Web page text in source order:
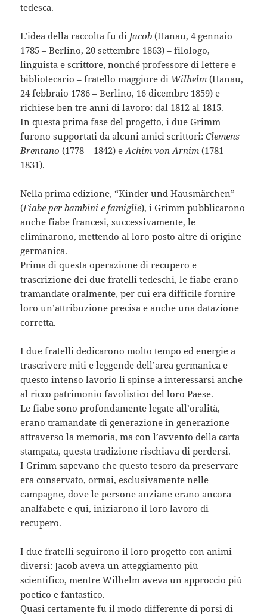
tedesca.
L’idea della raccolta fu di Jacob(Hanau, 4 gennaio
1785 – Berlino, 20 settembre 1863) – filologo,
linguista e scrittore, nonché professore di lettere e
bibliotecario – fratello maggiore di Wilhelm(Hanau,
24 febbraio 1786 – Berlino, 16 dicembre 1859) e
richiese ben tre anni di lavoro: dal 1812 al 1815.
In questa prima fase del progetto, i due Grimm
furono supportati da alcuni amici scrittori:Clemens
Brentano (1778 – 1842) eAchim von Arnim (1781 –
1831).
Nella prima edizione, “Kinder und Hausmärchen”
(Fiabe per bambini e famiglie), i Grimm pubblicarono
anche fiabe francesi, successivamente, le
eliminarono, mettendo al loro posto altre di origine
germanica.
Prima di questa operazione di recupero e
trascrizione dei due fratelli tedeschi, le fiabe erano
tramandate oralmente, per cui era difficile fornire
loro un’attribuzione precisa e anche una datazione
corretta.
I due fratelli dedicarono molto tempo ed energie a
trascrivere miti e leggende dell’area germanica e
questo intenso lavorio li spinse a interessarsi anche
al ricco patrimonio favolistico del loro Paese.
Le fiabe sono profondamente legate all’oralità,
erano tramandate di generazione in generazione
attraverso la memoria, ma con l’avvento della carta
stampata, questa tradizione rischiava di perdersi.
I Grimm sapevano che questo tesoro da preservare
era conservato, ormai, esclusivamente nelle
campagne, dove le persone anziane erano ancora
analfabete e qui, iniziarono il loro lavoro di
recupero.
I due fratelli seguirono il loro progetto con animi
diversi: Jacob aveva un atteggiamento più
scientifico, mentre Wilhelm aveva un approccio più
poetico e fantastico.
Quasi certamente fu il modo differente di porsi di